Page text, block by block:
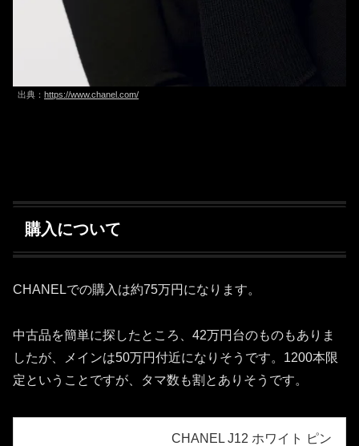
出典： https://www.chanel.com/
購入について
CHANELでの購入は約75万円になります。
中古品を簡単に探したところ、42万円台のものもありま
したが、メインは50万円付近になりそうです。1200本限
定ということですが、タマ数も割とありそうです。
CHANEL J12 ホワイト ピン